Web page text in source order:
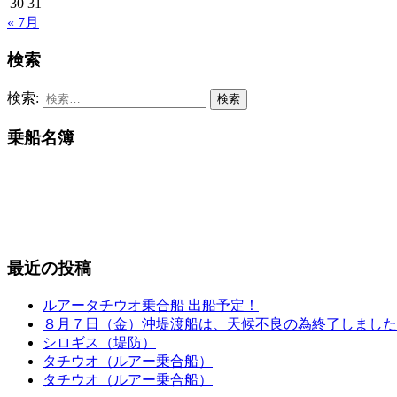
« 7月
検索
検索:
乗船名簿
最近の投稿
ルアータチウオ乗合船 出船予定！
８月７日（金）沖堤渡船は、天候不良の為終了しまし
シロギス（堤防）
タチウオ（ルアー乗合船）
タチウオ（ルアー乗合船）